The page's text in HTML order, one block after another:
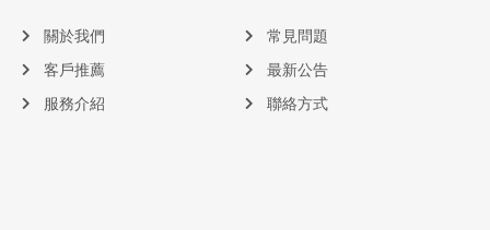
關於我們
客戶推薦
服務介紹
常見問題
最新公告
聯絡方式